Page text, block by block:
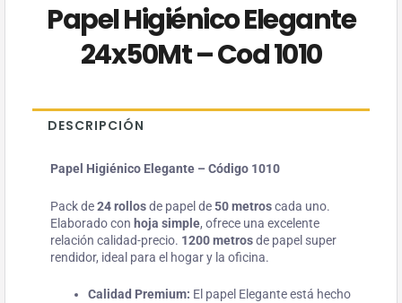
Papel Higiénico Elegante
24x50Mt – Cod 1010
DESCRIPCIÓN
Papel Higiénico Elegante – Código 1010
Pack de24 rollosde papel de50 metroscada uno.
Elaborado con hoja simple, ofrece una excelente
relación calidad-precio. 1200 metrosde papel super
rendidor, ideal para el hogar y la oficina.
Calidad Premium: El papel Elegante está hecho